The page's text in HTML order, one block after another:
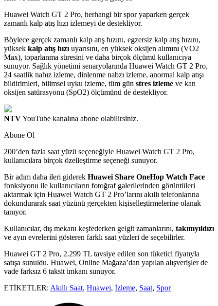
Huawei Watch GT 2 Pro, herhangi bir spor yaparken gerçek
zamanlı kalp atış hızı izlemeyi de destekliyor.
Böylece gerçek zamanlı kalp atış hızını, egzersiz kalp atış hızını,
yüksek kalp atış hızı uyarısını, en yüksek oksijen alımını (VO2
Max), toparlanma süresini ve daha birçok ölçümü kullanıcıya
sunuyor. Sağlık yönetimi senaryolarında Huawei Watch GT 2 Pro,
24 saatlik nabız izleme, dinlenme nabzı izleme, anormal kalp atışı
bildirimleri, bilimsel uyku izleme, tüm gün stres izleme ve kan
oksijen satürasyonu (SpO2) ölçümünü de destekliyor.
NTVYouTube kanalına abone olabilirsiniz.
Abone Ol
200’den fazla saat yüzü seçeneğiyle Huawei Watch GT 2 Pro,
kullanıcılara birçok özelleştirme seçeneği sunuyor.
Bir adım daha ileri giderek Huawei Share OneHop Watch Face
fonksiyonu ile kullanıcıların fotoğraf galerilerinden görüntüleri
aktarmak için Huawei Watch GT 2 Pro’larını akıllı telefonlarına
dokundurarak saat yüzünü gerçekten kişiselleştirmelerine olanak
tanıyor.
Kullanıcılar, dış mekanı keşfederken gelgit zamanlarını, takımyıldızı
ve ayın evrelerini gösteren farklı saat yüzleri de seçebilirler.
Huawei GT 2 Pro, 2.299 TL tavsiye edilen son tüketici fiyatıyla
satışa sunuldu. Huawei, Online Mağaza’dan yapılan alışverişler de
vade farksız 6 taksit imkanı sunuyor.
ETİKETLER: Akıllı Saat, Huawei, İzleme, Saat, Spor